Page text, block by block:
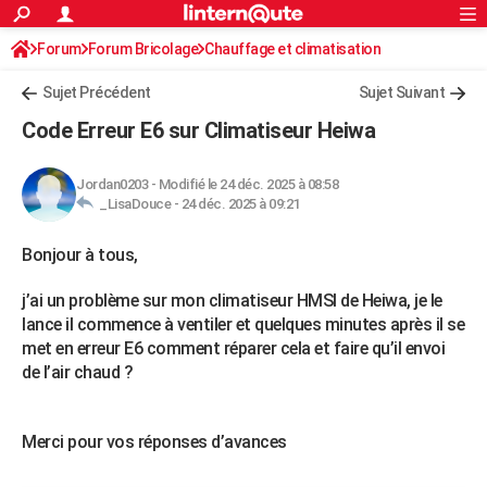
ACTUALITÉS
Politique
Société
Faits Divers
Education
Monde
Villes
+
Retraite
Impôts
Epargne
Immobilier
Risques naturels par ville
Banque
Assurance
Crédit
AUTO
HIGH-TECH
BRICOLAGE
Forum
Aménagement intérieur
Extérieur
Cuisine
Salle de bains
Jardinage
Rangement
WEEK-END
Guides de France
Escapades
Patrimoine
Expositions
Musées
Week-end nature
+LIFESTYLE
Rechercher
S'inscrire
Connexion
Forum Forum Bricolage Chauffage et climatisation
Clim - Pompe à chaleur / réversible
Sujet Précédent Sujet Suivant
Code Erreur E6 sur Climatiseur Heiwa
Jordan0203- Modifié le 24 déc. 2025 à 08:58
_LisaDouce - 24 déc. 2025 à 09:21
Bonjour à tous,
j’ai un problème sur mon climatiseur HMSI de Heiwa, je le
lance il commence à ventiler et quelques minutes après il se
met en erreur E6 comment réparer cela et faire qu’il envoi
de l’air chaud ?
Merci pour vos réponses d’avances